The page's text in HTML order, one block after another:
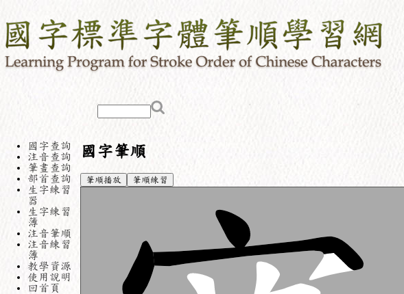
國字查詢
注音查詢
筆畫查詢
部首查詢
生字練習
器
生字練習
簿
注音筆順
注音練習
簿
教學資源
使用說明
回首頁
國字筆順
筆順播放 筆順練習